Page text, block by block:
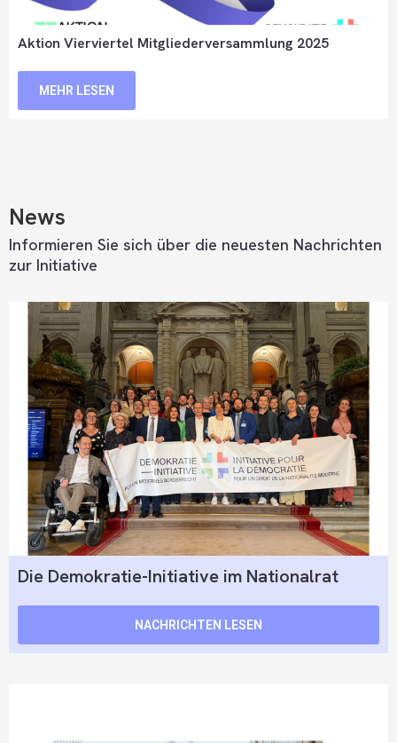
Aktion Vierviertel Mitgliederversammlung 2025
MEHR LESEN
News
Informieren Sie sich über die neuesten Nachrichten
zur Initiative
Die Demokratie-Initiative im Nationalrat
NACHRICHTEN LESEN